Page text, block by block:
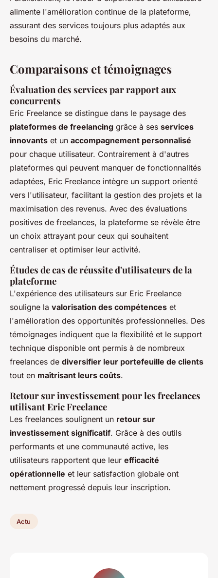
alimente l'amélioration continue de la plateforme,
assurant des services toujours plus adaptés aux
besoins du marché.
Comparaisons et témoignages
Évaluation des services par rapport aux
concurrents
Eric Freelance se distingue dans le paysage des
plateformes de freelancing grâce à ses services
innovants et un accompagnement personnalisé
pour chaque utilisateur. Contrairement à d'autres
plateformes qui peuvent manquer de fonctionnalités
adaptées, Eric Freelance intègre un support orienté
vers l'utilisateur, facilitant la gestion des projets et la
maximisation des revenus. Avec des évaluations
positives de freelances, la plateforme se révèle être
un choix attrayant pour ceux qui souhaitent
centraliser et optimiser leur activité.
Études de cas de réussite d'utilisateurs de la
plateforme
L'expérience des utilisateurs sur Eric Freelance
souligne la valorisation des compétences et
l'amélioration des opportunités professionnelles. Des
témoignages indiquent que la flexibilité et le support
technique disponible ont permis à de nombreux
freelances de diversifier leur portefeuille de clients
tout en maîtrisant leurs coûts.
Retour sur investissement pour les freelances
utilisant Eric Freelance
Les freelances soulignent un retour sur
investissement significatif. Grâce à des outils
performants et une communauté active, les
utilisateurs rapportent que leur efficacité
opérationnelle et leur satisfaction globale ont
nettement progressé depuis leur inscription.
Actu